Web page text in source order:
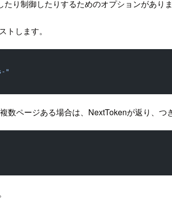
り制御したりするためのオプションがありま
します。
"
ページある場合は、NextTokenが返り、つ